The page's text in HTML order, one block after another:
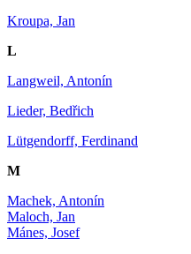
Kroupa, Jan
L
Langweil, Antonín
Lieder, Bedřich
Lütgendorff, Ferdinand
M
Machek, Antonín
Maloch, Jan
Mánes, Josef